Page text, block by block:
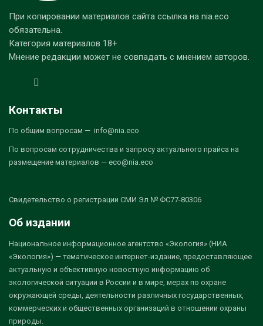
При копировании материалов сайта ссылка на nia.eco
обязательна.
Категория материалов 18+
Мнение редакции может не совпадать с мнением авторов.
Контакты
По общим вопросам — info@nia.eco
По вопросам сотрудничества и запросу актуального прайса на
размещение материалов — eco@nia.eco
Свидетельство о регистрации СМИ Эл № ФС77-80306
Об издании
Национальное информационное агентство «Экология» (НИА
«Экология») — тематическое интернет-издание, предоставляющее
актуальную и объективную новостную информацию об
экологической ситуации в России и в мире, мерах по охране
окружающей среды, деятельности различных государственных,
коммерческих и общественных организаций в отношении охраны
природы.